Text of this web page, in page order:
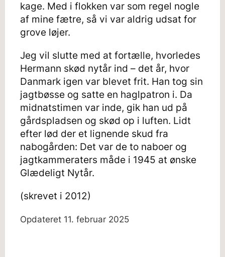
kage. Med i flokken var som regel nogle
af mine fætre, så vi var aldrig udsat for
grove løjer.
Jeg vil slutte med at fortælle, hvorledes
Hermann skød nytår ind – det år, hvor
Danmark igen var blevet frit. Han tog sin
jagtbøsse og satte en haglpatron i. Da
midnatstimen var inde, gik han ud på
gårdspladsen og skød op i luften. Lidt
efter lød der et lignende skud fra
nabogården: Det var de to naboer og
jagtkammeraters måde i 1945 at ønske
Glædeligt Nytår.
(skrevet i 2012)
Opdateret 11. februar 2025